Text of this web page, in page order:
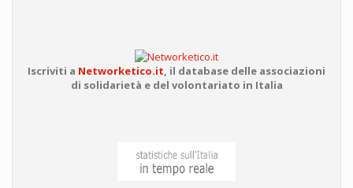
Iscriviti a Networketico.it, il database delle associazioni
di solidarietà e del volontariato in Italia